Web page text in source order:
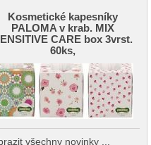
Kosmetické kapesníky
PALOMA v krab. MIX
CARE box 3vrst.
60ks,
všechny novinky ...